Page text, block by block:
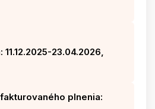
23.04.2026,
plnenia: